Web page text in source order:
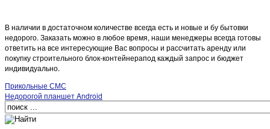
В наличии в достаточном количестве всегда есть и новые и бу бытовки
недорого. Заказать можно в любое время, наши менеджеры всегда готовы
ответить на все интересующие Вас вопросы и рассчитать аренду или
покупку строительного блок-контейнерапод каждый запрос и бюджет
индивидуально.
Прикольные СМС
Недорогой планшет Android